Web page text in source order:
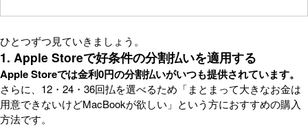
ひとつずつ見ていきましょう。
1. Apple Storeで好条件の分割払いを適用する
Apple Storeでは金利0円の分割払いがいつも提供されています。
さらに、12・24・36回払を選べるため「まとまって大きなお金は
用意できないけどMacBookが欲しい」という方におすすめの購入
方法です。